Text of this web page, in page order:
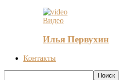
Видео
Илья Первухин
Контакты